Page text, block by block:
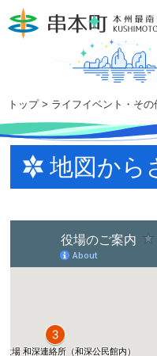
文
トップ> ライフイベント・その
地図から